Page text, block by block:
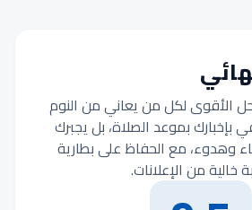
الأقوى لكل من يعاني من النوم
بإخبارك بموعد الصلاة، بل يجبرك
وهدوء، مع الحفاظ على بطارية
خالية من الإعلانات.